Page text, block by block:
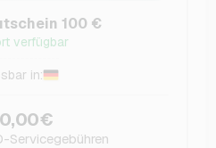
100 €
verfügbar
in:
Servicegebühren